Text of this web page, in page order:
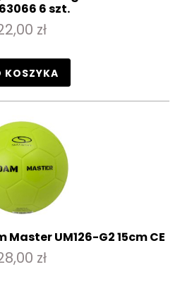
6 szt.
zł
KOSZYKA
Master UM126-G2 15cm CE
zł